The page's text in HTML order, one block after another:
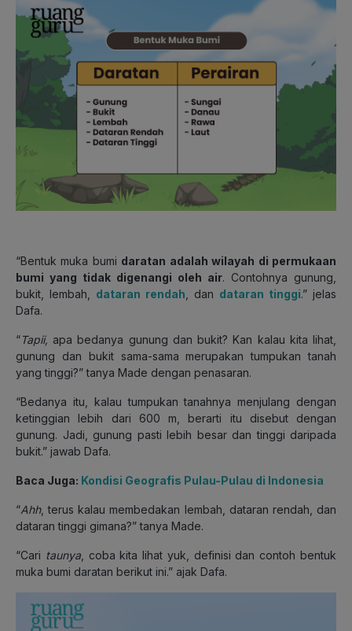
“Bentuk muka bumi daratan adalah wilayah di permukaan
bumi yang tidak digenangi oleh air. Contohnya gunung,
bukit, lembah, dataran rendah , dan dataran tinggi.” jelas
Dafa.
“Tapii, apa bedanya gunung dan bukit? Kan kalau kita lihat,
gunung dan bukit sama-sama merupakan tumpukan tanah
yang tinggi?” tanya Made dengan penasaran.
“Bedanya itu, kalau tumpukan tanahnya menjulang dengan
ketinggian lebih dari 600 m, berarti itu disebut dengan
gunung. Jadi, gunung pasti lebih besar dan tinggi daripada
bukit.” jawab Dafa.
Baca Juga: Kondisi Geografis Pulau-Pulau di Indonesia
“Ahh, terus kalau membedakan lembah, dataran rendah, dan
dataran tinggi gimana?” tanya Made.
“Cari taunya, coba kita lihat yuk, definisi dan contoh bentuk
muka bumi daratan berikut ini.” ajak Dafa.